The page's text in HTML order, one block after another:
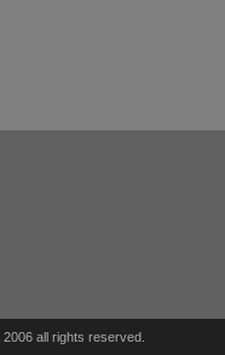
all rights reserved.